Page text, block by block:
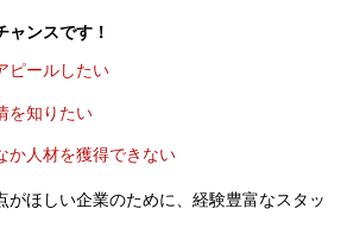
ャンスです！
ピールしたい
を知りたい
か人材を獲得できない
がほしい企業のために、経験豊富なスタッ